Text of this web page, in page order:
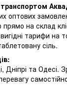
оптових
на склад
тарифи на
сіль.
Дніпрі та Одесі.